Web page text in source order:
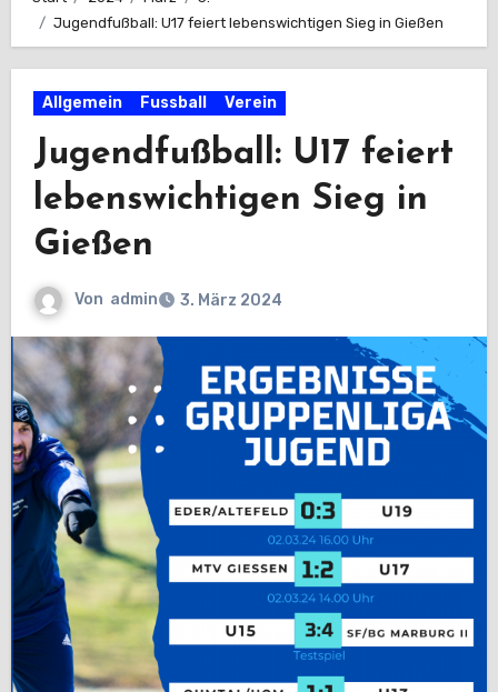
Jugendfußball: U17 feiert lebenswichtigen Sieg in Gießen
Allgemein Fussball Verein
Jugendfußball: U17 feiert
lebenswichtigen Sieg in
Gießen
Von admin 3. März 2024